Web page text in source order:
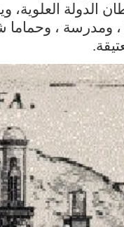
العلوية،
ومدرسة ، وحماما
.